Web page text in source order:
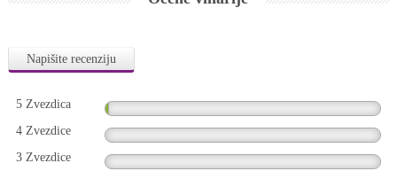
Napišite recenziju
5 Zvezdica
4 Zvezdice
3 Zvezdice